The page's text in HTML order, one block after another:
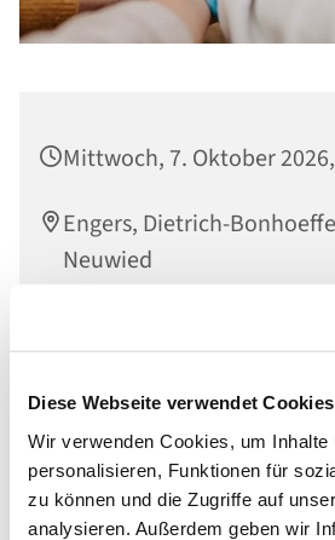
Diese Webseite verwendet Cookies
Wir verwenden Cookies, um Inhalte
personalisieren, Funktionen für
zu können und die Zugriffe auf
analysieren. Außerdem geben wir
Mittwoch, 7. Oktober
Engers, Dietrich-
Neuwied